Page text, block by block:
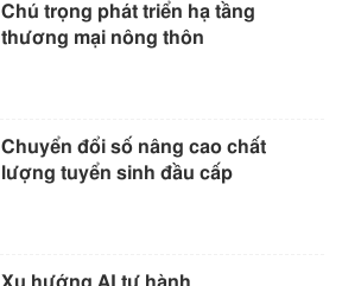
Chú trọng phát triển hạ tầng
thương mại nông thôn
Chuyển đổi số nâng cao chất
lượng tuyển sinh đầu cấp